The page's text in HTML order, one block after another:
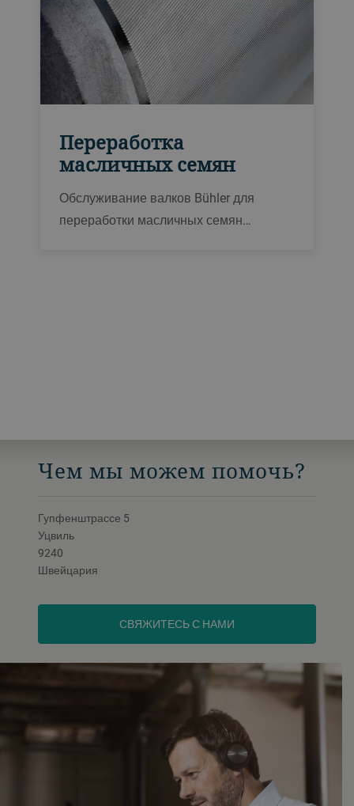
дефектов или новых программных
средств обработки для простоты
эксплуатации.
Переработка
масличных семян
Обслуживание валков Bühler для
переработки масличных семян
Чем мы можем помочь?
Гупфенштрассе 5
Уцвиль
9240
Швейцария
СВЯЖИТЕСЬ С НАМИ